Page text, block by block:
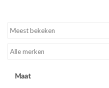
JOGGINGBROEKEN
Maat